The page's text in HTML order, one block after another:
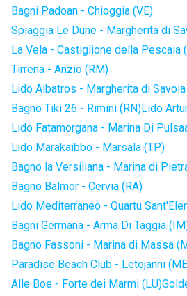
Bagni Padoan - Chioggia (VE)
Spiaggia Le Dune - Margherita di
La Vela - Castiglione della Pescaia
Tirrena - Anzio (RM)
Lido Albatros - Margherita di Savoia
Bagno Tiki 26 - Rimini (RN)Lido
Lido Fatamorgana - Marina Di
Lido Marakaibbo - Marsala (TP)
Bagno la Versiliana - Marina di
Bagno Balmor - Cervia (RA)
Lido Mediterraneo - Quartu
Bagni Germana - Arma Di Taggia
Bagno Fassoni - Marina di Massa
Paradise Beach Club - Letojanni
Alle Boe - Forte dei Marmi (LU)